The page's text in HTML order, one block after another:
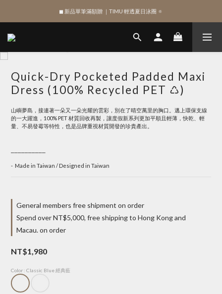
SIGN UP , Get NTD$100 ✨
◼︎ 新品單筆滿額贈 ｜TIMU 輕透夏日泳圈 🔅
SIGN UP , Get NTD$100 ✨
Quick-Dry Pocketed Padded Maxi
Dress (100% Recycled PET ♺)
山嶼夢島，接連著一朵又一朵光耀的雲彩，別在了晴空萬里的胸口。邁上環保支線
的一大躍進，100% PET 材質回收再製，讓度假新系列更加平順且輕薄，快乾、輕
量、不易發霉等特性，也是品牌重視材質開發的珍貴產出。
-  Made in Taiwan / Designed in Taiwan
General members free shipment on order
Spend over NT$5,000, free shipping to Hong Kong and
Macau. on order
NT$1,980
Color : Classic Blue 經典藍